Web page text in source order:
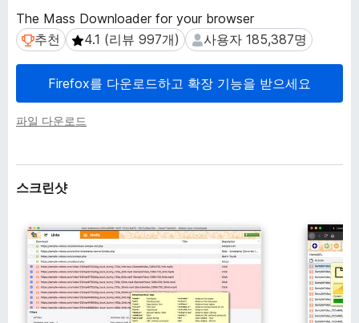
우
저
부
기
The Mass Downloader for your browser
추천추천 4.1 (리뷰 997개)
4.1 (리뷰 997개) 사용자 185,387명
사용자 185,387명
Firefox를 다운로드하고 확장 기능을 받으세요
파일 다운로드
터
스크린샷